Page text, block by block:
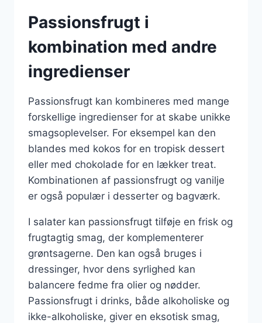
Passionsfrugt i
kombination med andre
ingredienser
Passionsfrugt kan kombineres med mange
forskellige ingredienser for at skabe unikke
smagsoplevelser. For eksempel kan den
blandes med kokos for en tropisk dessert
eller med chokolade for en lækker treat.
Kombinationen af passionsfrugt og vanilje
er også populær i desserter og bagværk.
I salater kan passionsfrugt tilføje en frisk og
frugtagtig smag, der komplementerer
grøntsagerne. Den kan også bruges i
dressinger, hvor dens syrlighed kan
balancere fedme fra olier og nødder.
Passionsfrugt i drinks, både alkoholiske og
ikke-alkoholiske, giver en eksotisk smag,